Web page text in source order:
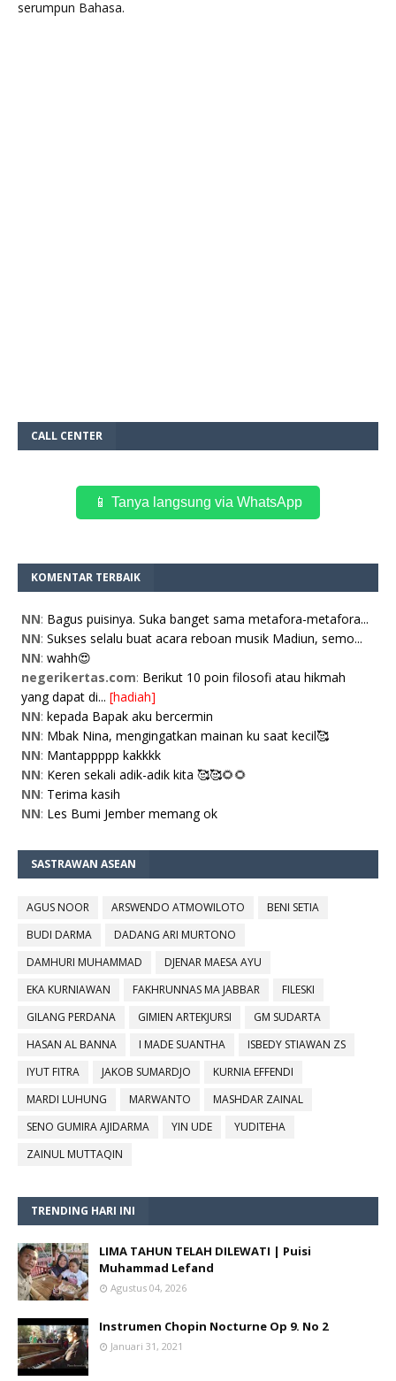
serumpun Bahasa.
CALL CENTER
📱 Tanya langsung via WhatsApp
KOMENTAR TERBAIK
NN: Bagus puisinya. Suka banget sama metafora-metafora...
NN: Sukses selalu buat acara reboan musik Madiun, semo...
NN: wahh😍
negerikertas.com: Berikut 10 poin filosofi atau hikmah
yang dapat di... [hadiah]
NN: kepada Bapak aku bercermin
NN: Mbak Nina, mengingatkan mainan ku saat kecil🥰
NN: Mantappppp kakkkk
NN: Keren sekali adik-adik kita 🥰🥰🌻🌻
NN: Terima kasih
NN: Les Bumi Jember memang ok
SASTRAWAN ASEAN
AGUS NOOR ARSWENDO ATMOWILOTO
BENI SETIA
BUDI DARMA
DADANG ARI MURTONO
DAMHURI MUHAMMAD
DJENAR MAESA AYU
EKA KURNIAWAN
FAKHRUNNAS MA JABBAR
FILESKI
GILANG PERDANA
GIMIEN ARTEKJURSI
GM SUDARTA
HASAN AL BANNA
I MADE SUANTHA
ISBEDY STIAWAN ZS
IYUT FITRA
JAKOB SUMARDJO
KURNIA EFFENDI
MARDI LUHUNG
MARWANTO
MASHDAR ZAINAL
SENO GUMIRA AJIDARMA
YIN UDE
YUDITEHA
ZAINUL MUTTAQIN
TRENDING HARI INI
LIMA TAHUN TELAH DILEWATI | Puisi
Muhammad Lefand
Agustus 04, 2026
Instrumen Chopin Nocturne Op 9. No 2
Januari 31, 2021